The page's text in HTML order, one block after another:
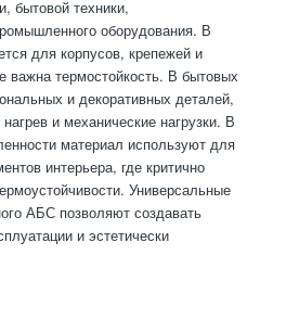
бытовой техники,
оборудования. В
для корпусов, крепежей и
важна термостойкость. В бытовых
и декоративных деталей,
и механические нагрузки. В
материал используют для
интерьера, где критично
Универсальные
АБС позволяют создавать
и эстетически